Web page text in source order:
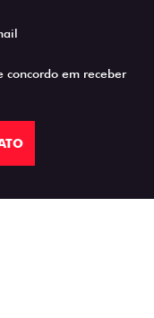
concordo em receber